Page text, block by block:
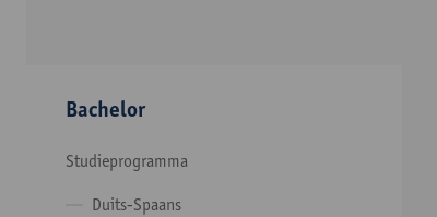
Bachelor
Studieprogramma
Duits-Spaans